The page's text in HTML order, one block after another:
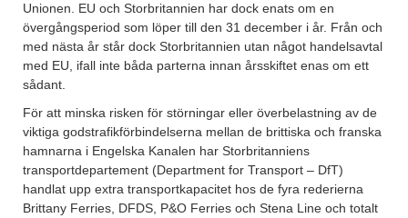
Unionen. EU och Storbritannien har dock enats om en
övergångsperiod som löper till den 31 december i år. Från och
med nästa år står dock Storbritannien utan något handelsavtal
med EU, ifall inte båda parterna innan årsskiftet enas om ett
sådant.
För att minska risken för störningar eller överbelastning av de
viktiga godstrafikförbindelserna mellan de brittiska och franska
hamnarna i Engelska Kanalen har Storbritanniens
transportdepartement (Department for Transport – DfT)
handlat upp extra transportkapacitet hos de fyra rederierna
Brittany Ferries, DFDS, P&O Ferries och Stena Line och totalt